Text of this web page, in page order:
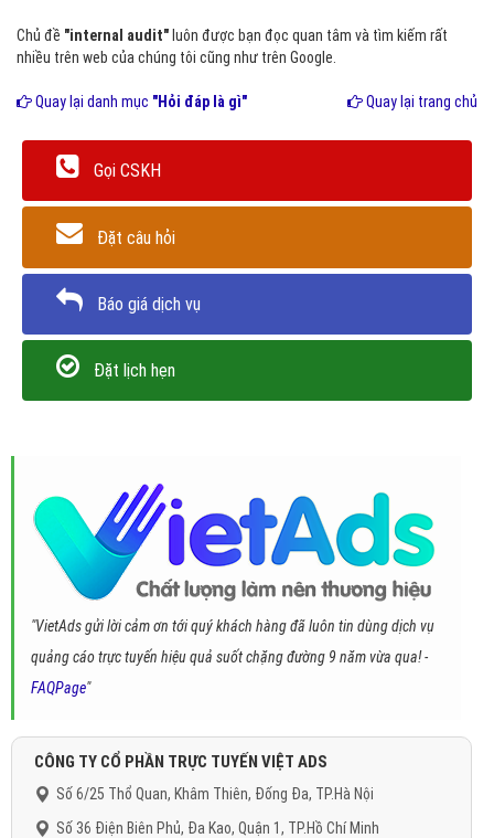
Chủ đề "internal audit" luôn được bạn đọc quan tâm và tìm kiếm rất
nhiều trên web của chúng tôi cũng như trên Google.
Quay lại danh mục "Hỏi đáp là gì" Quay lại trang chủ
Gọi CSKH
Đặt câu hỏi
Báo giá dịch vụ
Đặt lịch hẹn
"VietAds gửi lời cảm ơn tới quý khách hàng đã luôn tin dùng dịch vụ
quảng cáo trực tuyến hiệu quả suốt chặng đường 9 năm vừa qua! -
FAQPage"
CÔNG TY CỔ PHẦN TRỰC TUYẾN VIỆT ADS
Số 6/25 Thổ Quan, Khâm Thiên, Đống Đa, TP.Hà Nội
Số 36 Điện Biên Phủ, Đa Kao, Quận 1, TP.Hồ Chí Minh